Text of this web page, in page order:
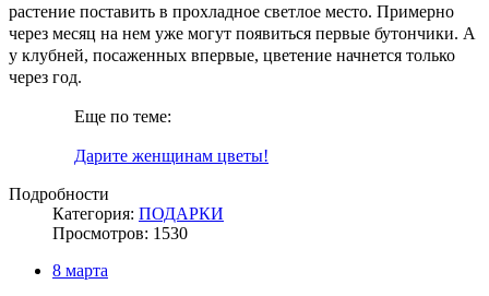
растение поставить в прохладное светлое место. Примерно
через месяц на нем уже могут появиться первые бутончики. А
у клубней, посаженных впервые, цветение начнется только
через год.
Еще по теме:
Дарите женщинам цветы!
Подробности
Категория: ПОДАРКИ
Просмотров: 1530
8 марта